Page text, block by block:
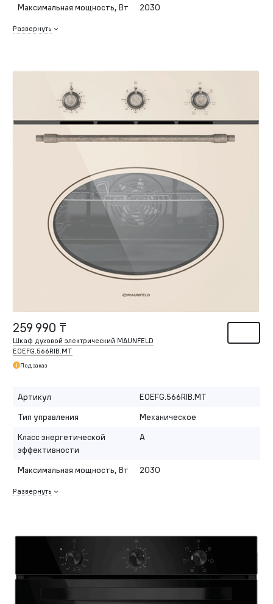
Максимальная мощность, Вт 2030
Развернуть
259 990 ₸
Шкаф духовой электрический MAUNFELD
EOEFG.566RIB.MT
Под заказ
Артикул
EOEFG.566RIB.MT
Тип управления
Механическое
Класс энергетической
эффективности
A
Максимальная мощность, Вт 2030
Развернуть